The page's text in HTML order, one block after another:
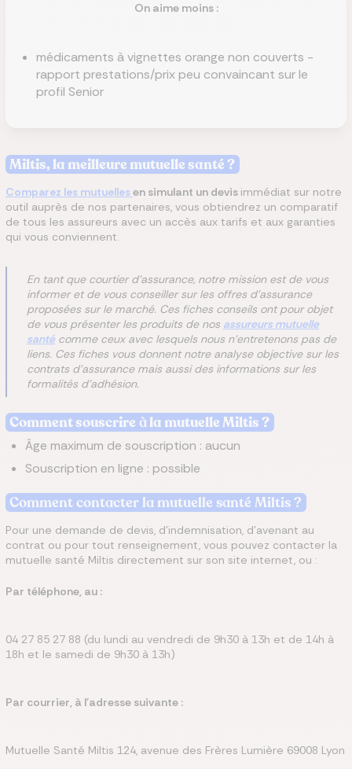
On aime moins :
médicaments à vignettes orange non couverts -
rapport prestations/prix peu convaincant sur le
profil Senior
Miltis, la meilleure mutuelle santé ?
Comparez les mutuelles en simulant un devis immédiat sur notre
outil auprès de nos partenaires, vous obtiendrez un comparatif
de tous les assureurs avec un accès aux tarifs et aux garanties
qui vous conviennent.
En tant que courtier d'assurance, notre mission est de vous
informer et de vous conseiller sur les offres d'assurance
proposées sur le marché. Ces fiches conseils ont pour objet
de vous présenter les produits de nos assureurs mutuelle
santé comme ceux avec lesquels nous n'entretenons pas de
liens. Ces fiches vous donnent notre analyse objective sur les
contrats d'assurance mais aussi des informations sur les
formalités d'adhésion.
Comment souscrire àla mutuelle Miltis​ ?
Âge maximum de souscription : aucun
Souscription en ligne : possible
Comment contacter la mutuelle santé Miltis ?
Pour une demande de devis, d'indemnisation, d'avenant au
contrat ou pour tout renseignement, vous pouvez contacter la
mutuelle santé Miltis directement sur son site internet, ou :
Par téléphone, au :
04 27 85 27 88 (du lundi au vendredi de 9h30 à 13h et de 14h à
18h et le samedi de 9h30 à 13h)
Par courrier, à l'adresse suivante :
Mutuelle Santé Miltis 124, avenue des Frères Lumière 69008 Lyon